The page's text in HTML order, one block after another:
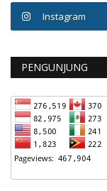
Instagram
PENGUNJUNG